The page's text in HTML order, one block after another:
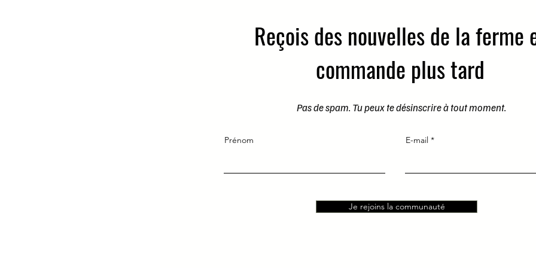
Reçois des nouvelles de la ferme
commande plus tard
Pas de spam. Tu peux te désinscrire à tout moment.
Prénom E-mail
Je rejoins la communauté